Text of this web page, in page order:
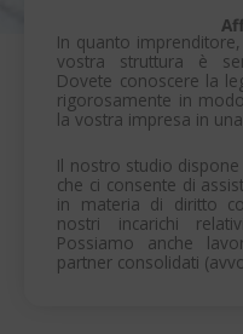
In quanto
vostra struttura è
Dovete conoscere la
rigorosamente in
la vostra impresa in
Il nostro studio
che ci consente di
in materia di diritto
nostri incarichi
Possiamo anche
partner consolidati